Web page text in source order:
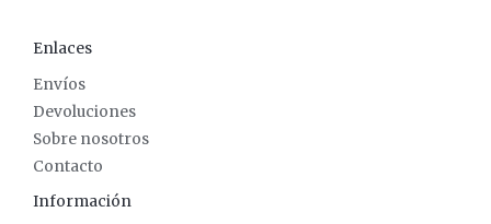
Enlaces
Envíos
Devoluciones
Sobre nosotros
Contacto
Información